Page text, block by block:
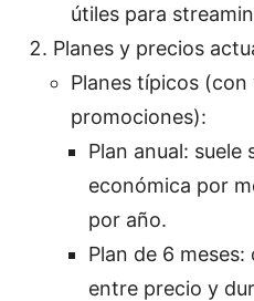
útiles para
Planes y precios
Planes típicos
promociones):
Plan anual:
económica por
por año.
Plan de 6
entre precio y